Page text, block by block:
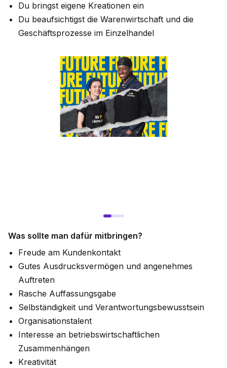
Du bringst eigene Kreationen ein
Du beaufsichtigst die Warenwirtschaft und die
Geschäftsprozesse im Einzelhandel
Was sollte man dafür mitbringen?
Freude am Kundenkontakt
Gutes Ausdrucksvermögen und angenehmes
Auftreten
Rasche Auffassungsgabe
Selbständigkeit und Verantwortungsbewusstsein
Organisationstalent
Interesse an betriebswirtschaftlichen
Zusammenhängen
Kreativität